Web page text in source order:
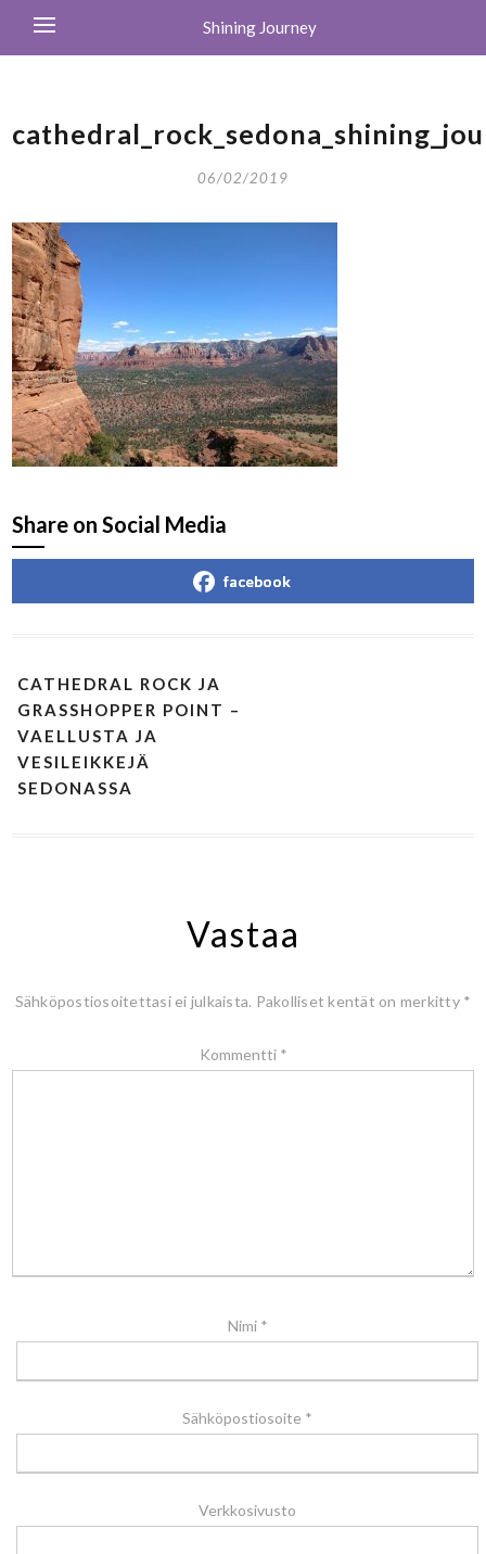
Shining Journey
06/02/2019
Share on Social Media
facebook
CATHEDRAL ROCK JA
GRASSHOPPER POINT –
VAELLUSTA JA
VESILEIKKEJÄ
SEDONASSA
Vastaa
Sähköpostiosoitettasi ei julkaista. Pakolliset kentät on merkitty *
Kommentti *
Nimi *
Sähköpostiosoite *
Verkkosivusto